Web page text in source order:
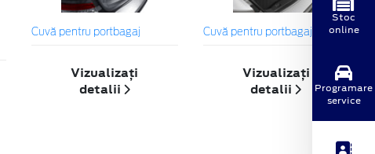
Cuvă pentru portbagaj
Vizualizați
detalii
Cuvă pentru portbagaj
Vizualizați
detalii
Stoc
online
Programare
service